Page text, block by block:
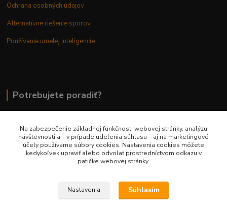
Ochrana osobných údajov
Alternatívne riešenie sporov
Používanie umelej inteligencie
Potrebujete poradiť?
0948 236 042
info@margaretkashop.sk
Na zabezpečenie základnej funkčnosti webovej stránky, analýzu
návštevnosti a – v prípade udelenia súhlasu – aj na marketingové
účely používame súbory cookies. Nastavenia cookies môžete
kedykoľvek upraviť alebo odvolať prostredníctvom odkazu v
pätičke webovej stránky.
Nastavenia Súhlasím